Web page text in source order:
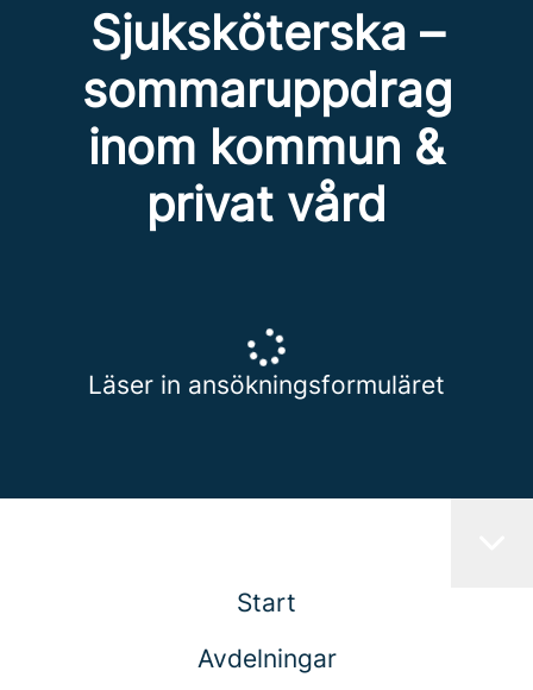
Sjuksköterska –
sommaruppdrag
inom kommun &
privat vård
Läser in ansökningsformuläret
Start
Avdelningar